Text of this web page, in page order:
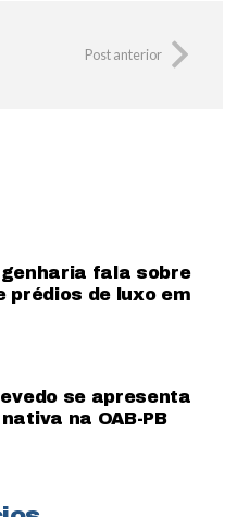
Post anterior
fala sobre
prédios de luxo em
se apresenta
na OAB-PB